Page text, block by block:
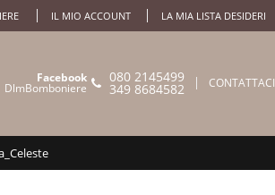
IL MIO ACCOUNT LA MIA LISTA DESIDERI
Facebook
DlmBomboniere
080 2145499
349 8684582 CONTATTACI